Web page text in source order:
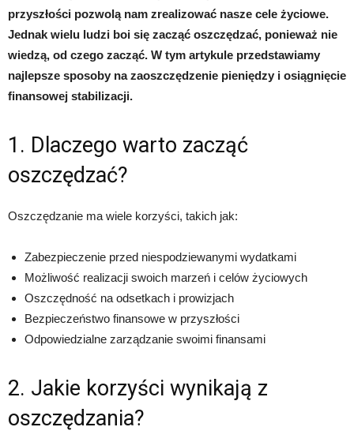
przyszłości pozwolą nam zrealizować nasze cele życiowe.
Jednak wielu ludzi boi się zacząć oszczędzać, ponieważ nie
wiedzą, od czego zacząć. W tym artykule przedstawiamy
najlepsze sposoby na zaoszczędzenie pieniędzy i osiągnięcie
finansowej stabilizacji.
1. Dlaczego warto zacząć
oszczędzać?
Oszczędzanie ma wiele korzyści, takich jak:
Zabezpieczenie przed niespodziewanymi wydatkami
Możliwość realizacji swoich marzeń i celów życiowych
Oszczędność na odsetkach i prowizjach
Bezpieczeństwo finansowe w przyszłości
Odpowiedzialne zarządzanie swoimi finansami
2. Jakie korzyści wynikają z
oszczędzania?